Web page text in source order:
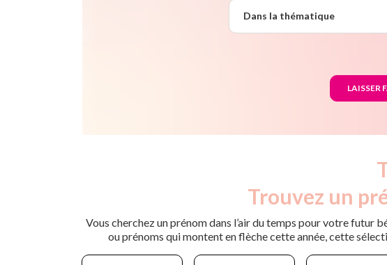
Dans la thématique
Trouvez un
Vous cherchez un prénom dans l’air du temps pour votre futur
ou prénoms qui montent en flèche cette année, cette